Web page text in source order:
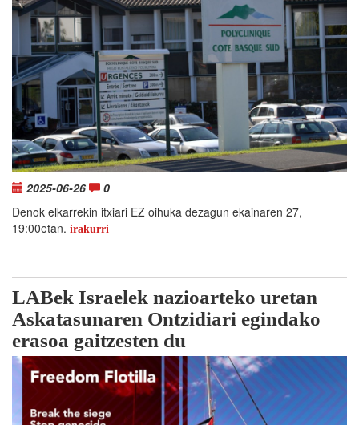
2025-06-26
0
Denok elkarrekin itxiari EZ oihuka dezagun ekainaren 27,
19:00etan. irakurri
LABek Israelek nazioarteko uretan
Askatasunaren Ontzidiari egindako
erasoa gaitzesten du